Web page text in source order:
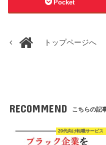
Pocket
トップページへ
RECOMMEND こちらの記
20代向け転職サービス